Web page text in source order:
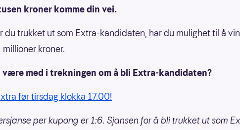
kroner komme din vei.
du trukket ut som Extra-kandidaten, har du mulighet til å
millioner kroner.
være med i trekningen om å bli Extra-kandidaten?
før tirsdag klokka 17.00!
per kupong er 1:6. Sjansen for å bli trukket ut som